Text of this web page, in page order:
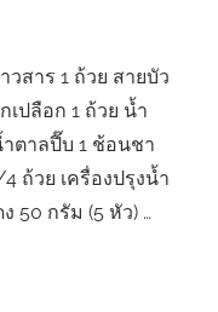
สาร 1 ถ้วย สายบัว
ปลือก 1 ถ้วย น้ำ
ตาลปี๊บ 1 ช้อนชา
ถ้วย เครื่องปรุงน้ำ
50 กรัม (5 หัว) …